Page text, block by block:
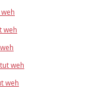
weh
weh
weh